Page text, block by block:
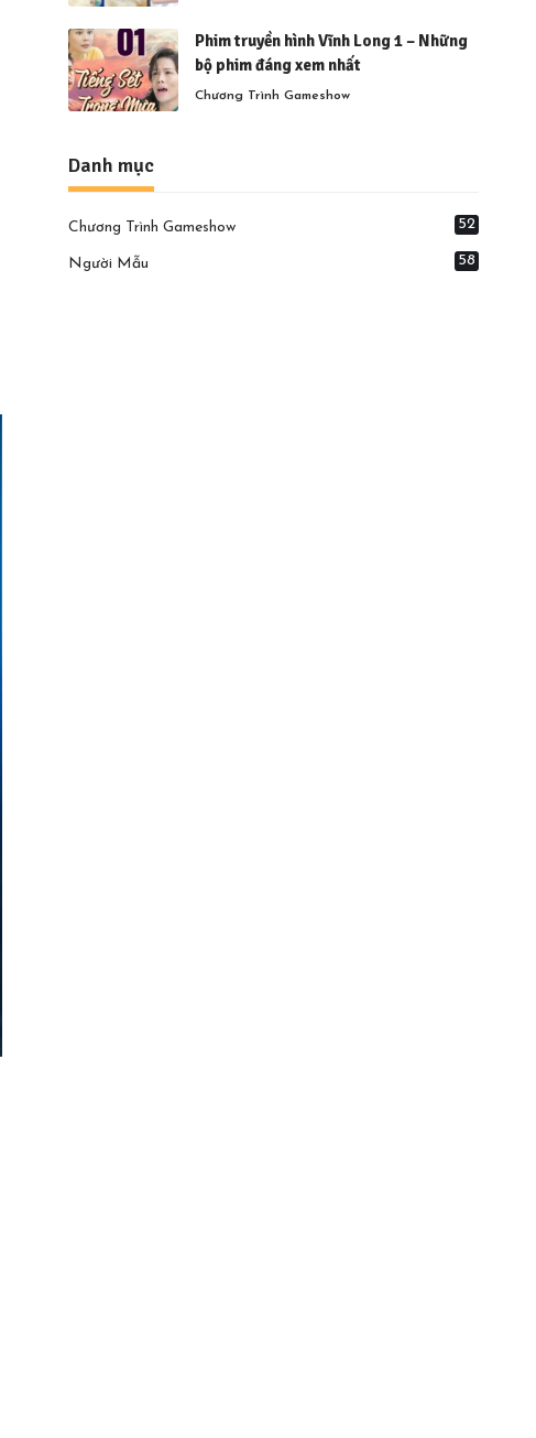
Phim truyền hình Vĩnh Long 1 – Những
bộ phim đáng xem nhất
Chương Trình Gameshow
Danh mục
Chương Trình Gameshow 52
Người Mẫu 58